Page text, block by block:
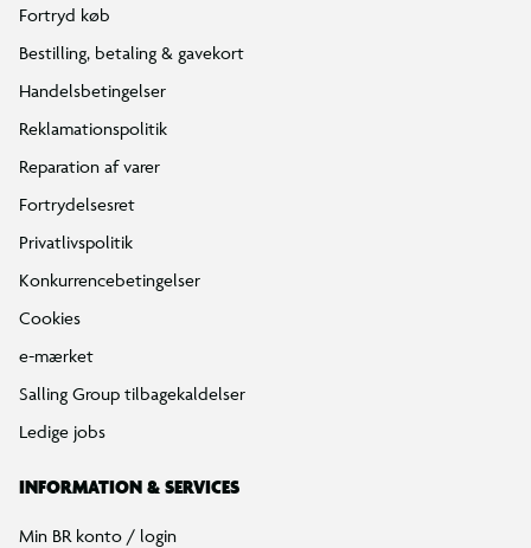
Fortryd køb
Bestilling, betaling & gavekort
Handelsbetingelser
Reklamationspolitik
Reparation af varer
Fortrydelsesret
Privatlivspolitik
Konkurrencebetingelser
Cookies
e-mærket
Salling Group tilbagekaldelser
Ledige jobs
INFORMATION & SERVICES
Min BR konto / login